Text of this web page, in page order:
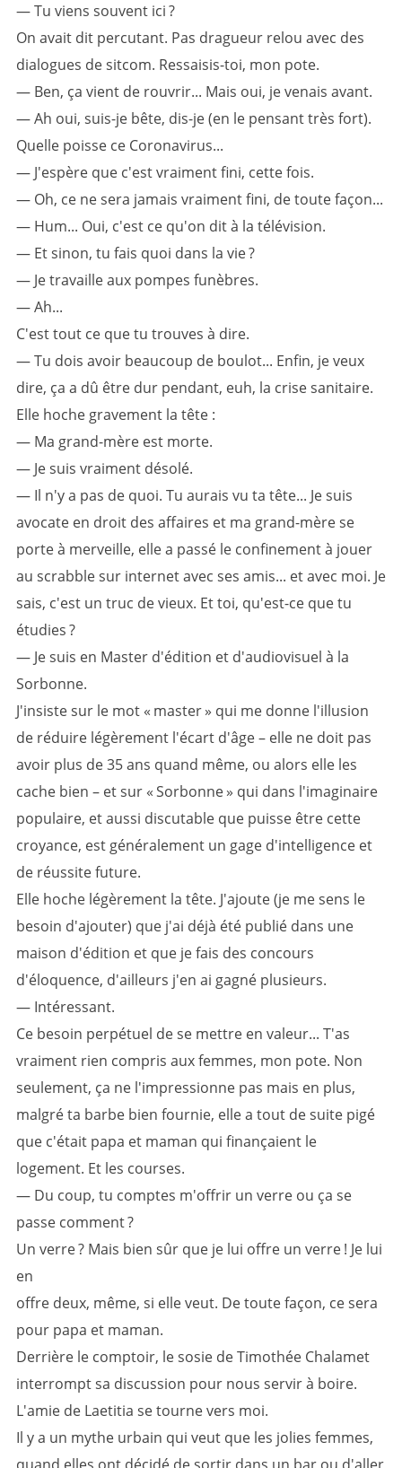
— Tu viens souvent ici ?
On avait dit percutant. Pas dragueur relou avec des
dialogues de sitcom. Ressaisis-toi, mon pote.
— Ben, ça vient de rouvrir... Mais oui, je venais avant.
— Ah oui, suis-je bête, dis-je (en le pensant très fort).
Quelle poisse ce Coronavirus...
— J'espère que c'est vraiment fini, cette fois.
— Oh, ce ne sera jamais vraiment fini, de toute façon...
— Hum... Oui, c'est ce qu'on dit à la télévision.
— Et sinon, tu fais quoi dans la vie ?
— Je travaille aux pompes funèbres.
— Ah...
C'est tout ce que tu trouves à dire.
— Tu dois avoir beaucoup de boulot... Enfin, je veux
dire, ça a dû être dur pendant, euh, la crise sanitaire.
Elle hoche gravement la tête :
— Ma grand-mère est morte.
— Je suis vraiment désolé.
— Il n'y a pas de quoi. Tu aurais vu ta tête... Je suis
avocate en droit des affaires et ma grand-mère se
porte à merveille, elle a passé le confinement à jouer
au scrabble sur internet avec ses amis... et avec moi. Je
sais, c'est un truc de vieux. Et toi, qu'est-ce que tu
étudies ?
— Je suis en Master d'édition et d'audiovisuel à la
Sorbonne.
J'insiste sur le mot « master » qui me donne l'illusion
de réduire légèrement l'écart d'âge – elle ne doit pas
avoir plus de 35 ans quand même, ou alors elle les
cache bien – et sur « Sorbonne » qui dans l'imaginaire
populaire, et aussi discutable que puisse être cette
croyance, est généralement un gage d'intelligence et
de réussite future.
Elle hoche légèrement la tête. J'ajoute (je me sens le
besoin d'ajouter) que j'ai déjà été publié dans une
maison d'édition et que je fais des concours
d'éloquence, d'ailleurs j'en ai gagné plusieurs.
— Intéressant.
Ce besoin perpétuel de se mettre en valeur... T'as
vraiment rien compris aux femmes, mon pote. Non
seulement, ça ne l'impressionne pas mais en plus,
malgré ta barbe bien fournie, elle a tout de suite pigé
que c'était papa et maman qui finançaient le
logement. Et les courses.
— Du coup, tu comptes m'offrir un verre ou ça se
passe comment ?
Un verre ? Mais bien sûr que je lui offre un verre ! Je lui
en
offre deux, même, si elle veut. De toute façon, ce sera
pour papa et maman.
Derrière le comptoir, le sosie de Timothée Chalamet
interrompt sa discussion pour nous servir à boire.
L'amie de Laetitia se tourne vers moi.
Il y a un mythe urbain qui veut que les jolies femmes,